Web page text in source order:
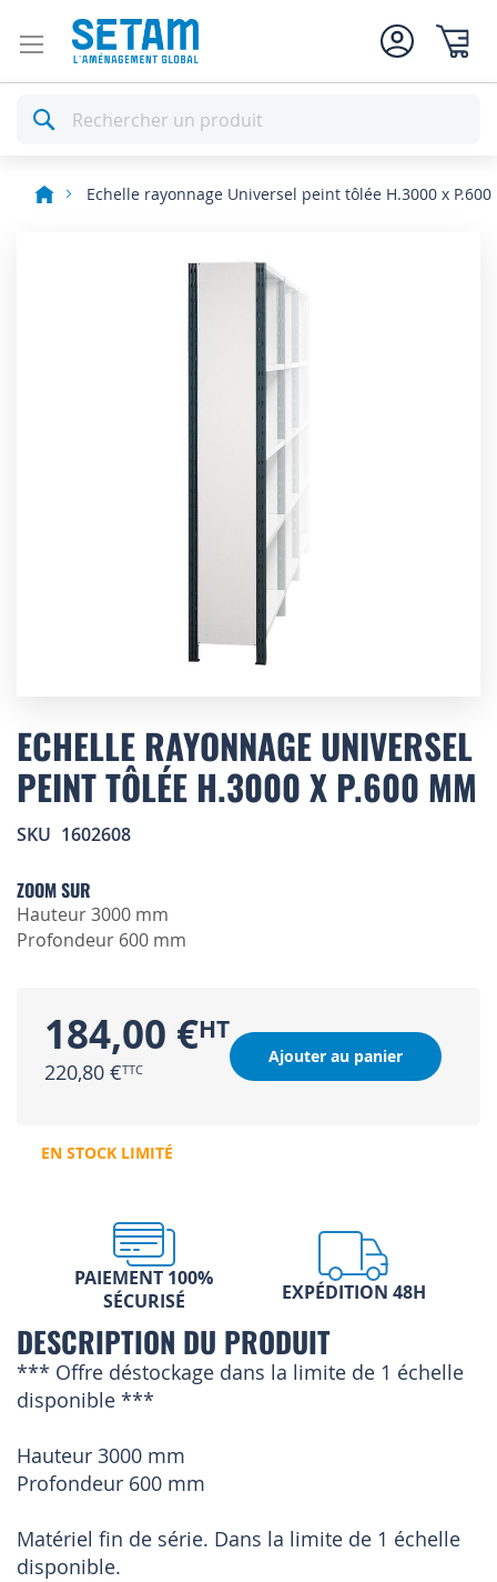
Rechercher
Echelle rayonnage Universel peint tôlée H.3000 x P.600
to
the
beginning
of
images
ECHELLE RAYONNAGE UNIVERSEL
PEINT TÔLÉE H.3000 X P.600 MM
SKU 1602608
ZOOM SUR
Hauteur 3000 mm
Profondeur 600 mm
184,00 €
220,80 €
Ajouter au panier
EN STOCK LIMITÉ
PAIEMENT 100%
SÉCURISÉ
EXPÉDITION 48H
DESCRIPTION DU PRODUIT
*** Offre déstockage dans la limite de 1 échelle
disponible ***
Hauteur 3000 mm
Profondeur 600 mm
Matériel fin de série. Dans la limite de 1 échelle
disponible.